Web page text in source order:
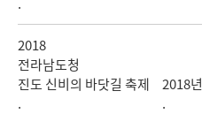
2018
전라남도청
진도 신비의 바닷길 축제
2018년
.
.